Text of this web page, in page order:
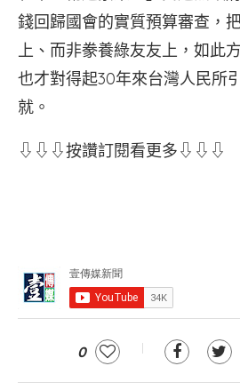
錢回歸國會的實質預算審查，
上、而非豢養綠友友上，如此
也才對得起30年來台灣人民所
就。
⇩⇩⇩按讚訂閱看更多⇩⇩⇩
0